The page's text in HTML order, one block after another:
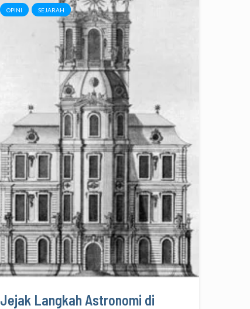
OPINI SEJARAH
Jejak Langkah Astronomi di